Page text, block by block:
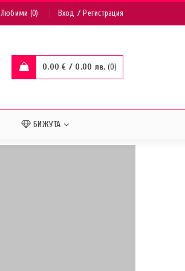
Любими (0) Вход /Регистрация
0.00€ / 0.00 лв. 0
БИЖУТА